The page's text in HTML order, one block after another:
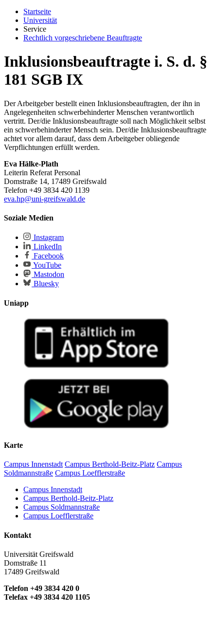
Startseite
Universität
Service
Rechtlich vorgeschriebene Beauftragte
Inklusionsbeauftragte i. S. d. §
181 SGB IX
Der Arbeitgeber bestellt einen Inklusionsbeauftragten, der ihn in
Angelegenheiten schwerbehinderter Menschen verantwortlich
vertritt. Der/die Inklusionsbeauftragte soll nach Möglichkeit selbst
ein schwerbehinderter Mensch sein. Der/die Inklusionsbeauftragte
achtet vor allem darauf, dass dem Arbeitgeber obliegende
Verpflichtungen erfüllt werden.
Eva Hälke-Plath
Leiterin Referat Personal
Domstraße 14, 17489 Greifswald
Telefon +49 3834 420 1139
eva.hp@uni-greifswald.de
Soziale Medien
Instagram
LinkedIn
Facebook
YouTube
Mastodon
Bluesky
Uniapp
Karte
Campus Innenstadt Campus Berthold-Beitz-Platz Campus
Soldmannstraße Campus Loefflerstraße
Campus Innenstadt
Campus Berthold-Beitz-Platz
Campus Soldmannstraße
Campus Loefflerstraße
Kontakt
Universität Greifswald
Domstraße 11
17489 Greifswald
Telefon +49 3834 420 0
Telefax +49 3834 420 1105